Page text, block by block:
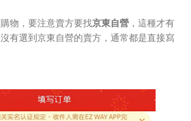
物，要注意賣方要找京東自營 ，這種才有
有選到京東自營的賣方，通常都是直接寫